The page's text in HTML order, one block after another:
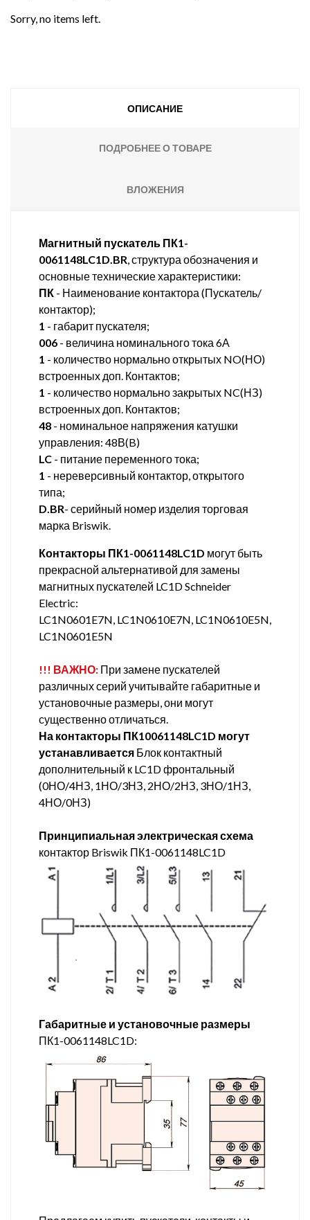
Sorry, no items left.
ОПИСАНИЕ
ПОДРОБНЕЕ О ТОВАРЕ
ВЛОЖЕНИЯ
Магнитный пускатель ПК1-
0061148LC1D.BR , структура обозначения и
основные технические характеристики:
ПК - Наименование контактора (Пускатель/
контактор);
1 - габарит пускателя;
006 - величина номинального тока 6А
1 - количество нормально открытых NO(НО)
встроенных доп. Контактов;
1 - количество нормально закрытых NC(НЗ)
встроенных доп. Контактов;
48 - номинальное напряжения катушки
управления: 48В(B)
LC - питание переменного тока;
1 - нереверсивный контактор, открытого
типа;
D.BR- серийный номер изделия торговая
марка Briswik.
Контакторы ПК1-0061148LC1D могут быть
прекрасной альтернативой для замены
магнитных пускателей LC1D Schneider
Electric:
LC1N0601E7N, LC1N0610E7N, LC1N0610E5N,
LC1N0601E5N
!!! ВАЖНО: При замене пускателей
различных серий учитывайте габаритные и
установочные размеры, они могут
существенно отличаться.
На контакторы ПК10061148LC1D могут
устанавливается Блок контактный
дополнительный к LC1D фронтальный
(0НО/4НЗ, 1НО/3НЗ, 2НО/2НЗ, 3НО/1НЗ,
4НО/0НЗ)
Принципиальная электрическая схема
контактор Briswik ПК1-0061148LC1D
Габаритные и установочные размеры
ПК1-0061148LC1D: